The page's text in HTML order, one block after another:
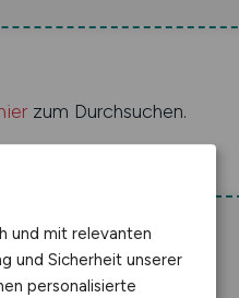
zum Durchsuchen.
und mit relevanten
und Sicherheit unserer
personalisierte